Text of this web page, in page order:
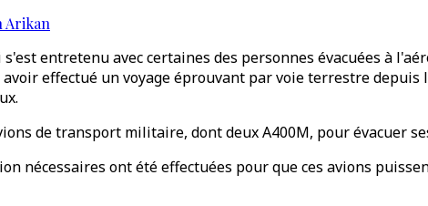
Arikan
s'est entretenu avec certaines des personnes évacuées à
effectué un voyage éprouvant par voie terrestre
de transport militaire, dont deux A400M, pour évacuer
nécessaires ont été effectuées pour que ces avions